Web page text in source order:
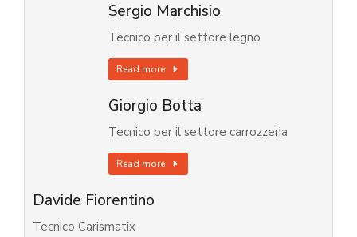
Sergio Marchisio
Tecnico per il settore legno
Read more
Giorgio Botta
Tecnico per il settore carrozzeria
Read more
Davide Fiorentino
Tecnico Carismatix